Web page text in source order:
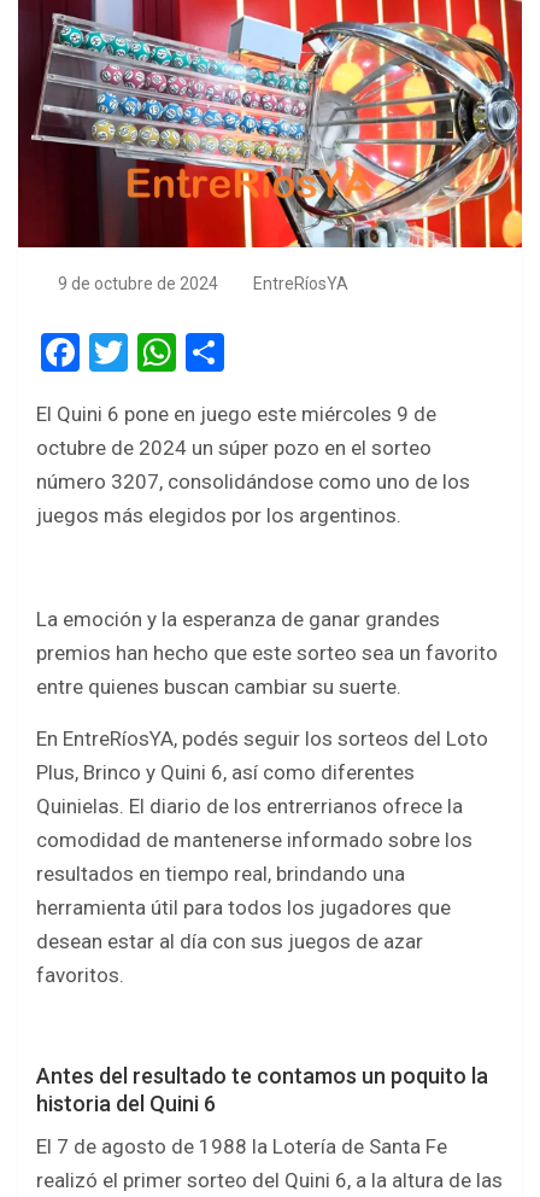
9 de octubre de 2024 EntreRíosYA
F
ce
b
o
T
tt
er
W
at
s
A
ar
e
El Quini 6 pone en juego este miércoles 9 de
octubre de 2024 un súper pozo en el sorteo
número 3207, consolidándose como uno de los
juegos más elegidos por los argentinos.
La emoción y la esperanza de ganar grandes
premios han hecho que este sorteo sea un favorito
entre quienes buscan cambiar su suerte.
En EntreRíosYA, podés seguir los sorteos del Loto
Plus, Brinco y Quini 6, así como diferentes
Quinielas. El diario de los entrerrianos ofrece la
comodidad de mantenerse informado sobre los
resultados en tiempo real, brindando una
herramienta útil para todos los jugadores que
desean estar al día con sus juegos de azar
favoritos.
Antes del resultado te contamos un poquito la
historia del Quini 6
El 7 de agosto de 1988 la Lotería de Santa Fe
realizó el primer sorteo del Quini 6, a la altura de las